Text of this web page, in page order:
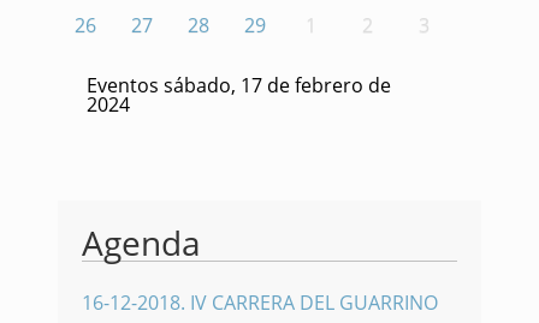
26
27 28 29 1 2 3
Eventos sábado, 17 de febrero de
2024
Agenda
16-12-2018. IV CARRERA DEL GUARRINO